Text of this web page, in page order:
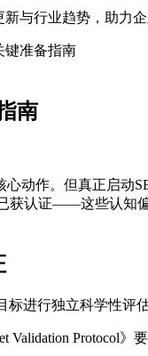
与行业趋势，助力企
键准备指南
南
动作。但真正启动
获认证——这些认知
进行独立科学性
Validation Protocol